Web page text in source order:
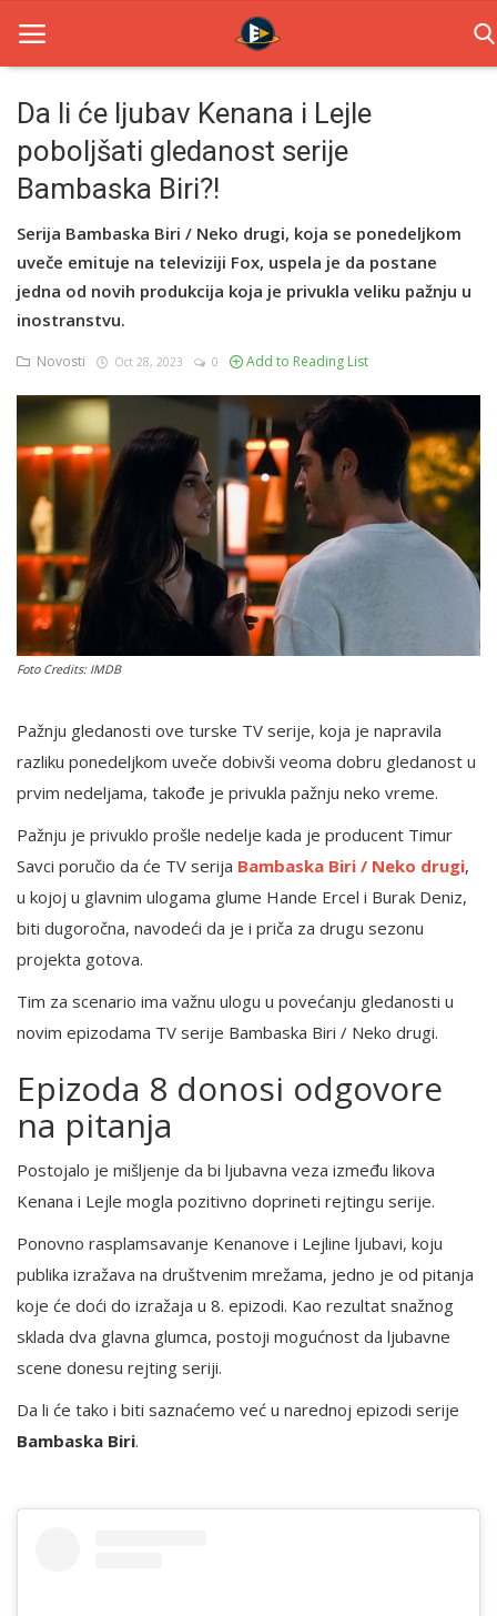
Home
Novosti
TV Serije
Filmovi
Contact
Login
Register
English
Da li će ljubav Kenana i Lejle
poboljšati gledanost serije
Bambaska Biri?!
Serija Bambaska Biri / Neko drugi, koja se ponedeljkom
uveče emituje na televiziji Fox, uspela je da postane
jedna od novih produkcija koja je privukla veliku pažnju u
inostranstvu.
Novosti Oct 28, 2023 0 Add to Reading List
Foto Credits: IMDB
Pažnju gledanosti ove turske TV serije, koja je napravila
razliku ponedeljkom uveče dobivši veoma dobru gledanost u
prvim nedeljama, takođe je privukla pažnju neko vreme.
Pažnju je privuklo prošle nedelje kada je producent Timur
Savci poručio da će TV serija Bambaska Biri / Neko drugi,
u kojoj u glavnim ulogama glume Hande Ercel i Burak Deniz,
biti dugoročna, navodeći da je i priča za drugu sezonu
projekta gotova.
Tim za scenario ima važnu ulogu u povećanju gledanosti u
novim epizodama TV serije Bambaska Biri / Neko drugi.
Epizoda 8 donosi odgovore
na pitanja
Postojalo je mišljenje da bi ljubavna veza između likova
Kenana i Lejle mogla pozitivno doprineti rejtingu serije.
Ponovno rasplamsavanje Kenanove i Lejline ljubavi, koju
publika izražava na društvenim mrežama, jedno je od pitanja
koje će doći do izražaja u 8. epizodi. Kao rezultat snažnog
sklada dva glavna glumca, postoji mogućnost da ljubavne
scene donesu rejting seriji.
Da li će tako i biti saznaćemo već u narednoj epizodi serije
Bambaska Biri.